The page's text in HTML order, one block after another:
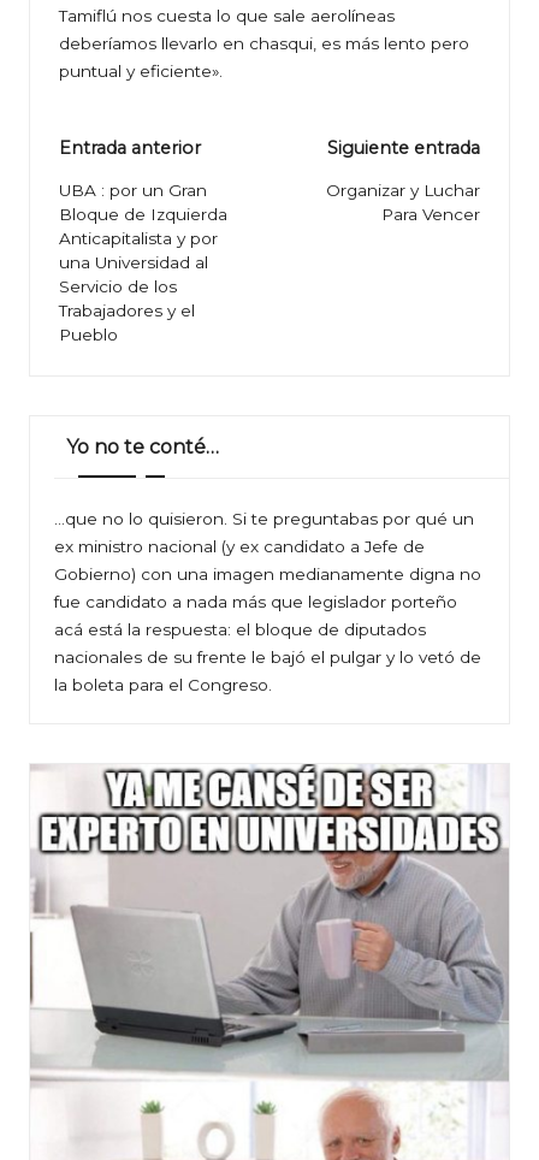
Tamiflú nos cuesta lo que sale aerolíneas
deberíamos llevarlo en chasqui, es más lento pero
puntual y eficiente».
Navegación
de
entradas
Entrada anterior
UBA : por un Gran
Bloque de Izquierda
Anticapitalista y por
una Universidad al
Servicio de los
Trabajadores y el
Pueblo
Siguiente entrada
Organizar y Luchar
Para Vencer
Yo no te conté…
…que no lo quisieron. Si te preguntabas por qué un
ex ministro nacional (y ex candidato a Jefe de
Gobierno) con una imagen medianamente digna no
fue candidato a nada más que legislador porteño
acá está la respuesta: el bloque de diputados
nacionales de su frente le bajó el pulgar y lo vetó de
la boleta para el Congreso.